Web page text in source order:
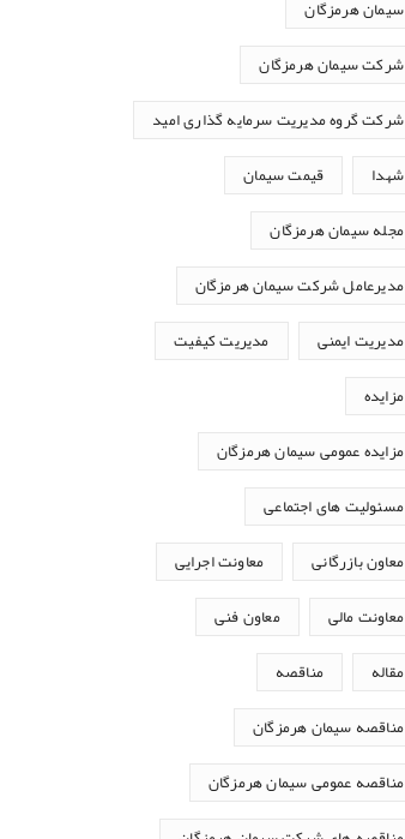
سیمان هرمزگان
شرکت سیمان هرمزگان
شرکت گروه مدیریت سرمایه گذاری امید
شهدا قیمت سیمان
مجله سیمان هرمزگان
مدیرعامل شرکت سیمان هرمزگان
مدیریت ایمنی مدیریت کیفیت
مزایده
مزایده عمومی سیمان هرمزگان
مسئولیت های اجتماعی
معاون بازرگانی معاونت اجرایی
معاونت مالی معاون فنی
مقاله مناقصه
مناقصه سیمان هرمزگان
مناقصه عمومی سیمان هرمزگان